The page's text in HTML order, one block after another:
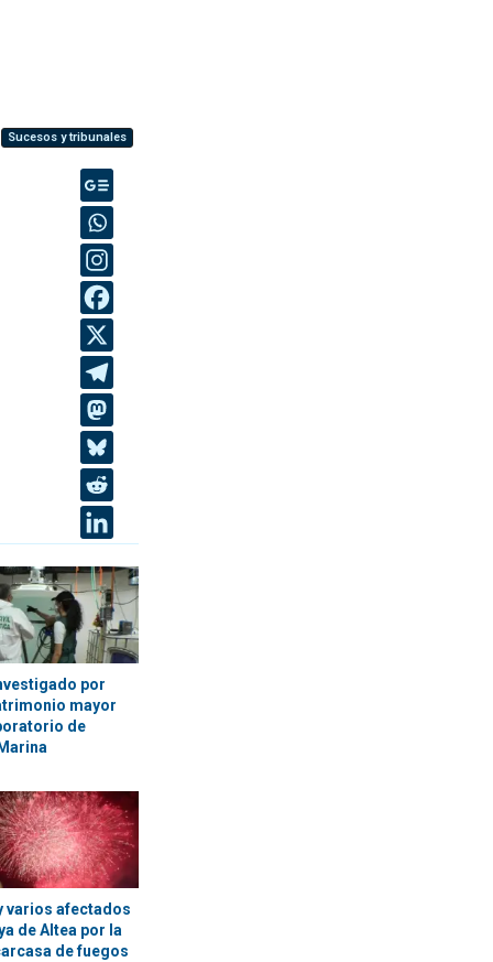
Sucesos y tribunales
por
mayor
de
varios afectados
de Altea por la
de fuegos